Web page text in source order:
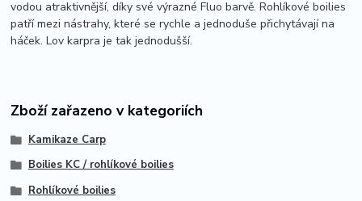
vodou atraktivnější, díky své výrazné Fluo barvě. Rohlíkové boilies
patří mezi nástrahy, které se rychle a jednoduše přichytávají na
háček. Lov karpra je tak jednodušší.
Zboží zařazeno v kategoriích
Kamikaze Carp
Boilies KC / rohlíkové boilies
Rohlíkové boilies